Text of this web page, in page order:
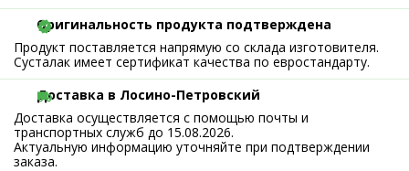
Оригинальность продукта подтверждена
Продукт поставляется напрямую со склада изготовителя.
Сусталак имеет сертификат качества по евростандарту.
Доставка в Лосино-Петровский
Доставка осуществляется с помощью почты и
транспортных служб до 15.08.2026.
Актуальную информацию уточняйте при подтверждении
заказа.